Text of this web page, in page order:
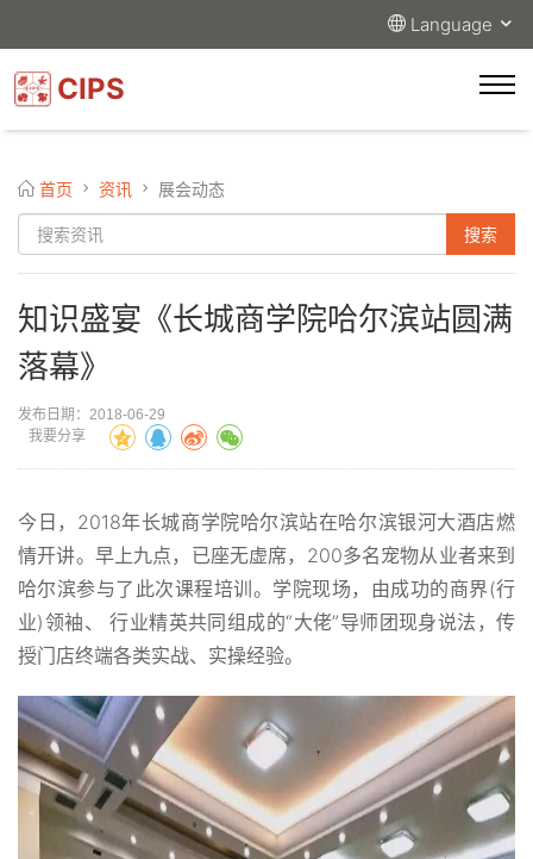
Language
CIPS
首页 资讯 展会动态
知识盛宴《长城商学院哈尔滨站圆满
落幕》
发布日期：2018-06-29
我要分享
今日，2018年长城商学院哈尔滨站在哈尔滨银河大酒店燃
情开讲。早上九点，已座无虚席，200多名宠物从业者来到
哈尔滨参与了此次课程培训。学院现场，由成功的商界(行
业)领袖、 行业精英共同组成的“大佬”导师团现身说法，传
授门店终端各类实战、实操经验。